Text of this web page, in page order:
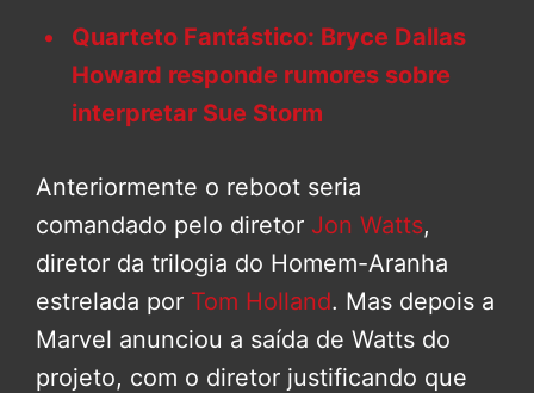
Quarteto Fantástico: Bryce Dallas
Howard responde rumores sobre
interpretar Sue Storm
Anteriormente o reboot seria
comandado pelo diretor Jon Watts,
diretor da trilogia do Homem-Aranha
estrelada por Tom Holland. Mas depois a
Marvel anunciou a saída de Watts do
projeto, com o diretor justificando que